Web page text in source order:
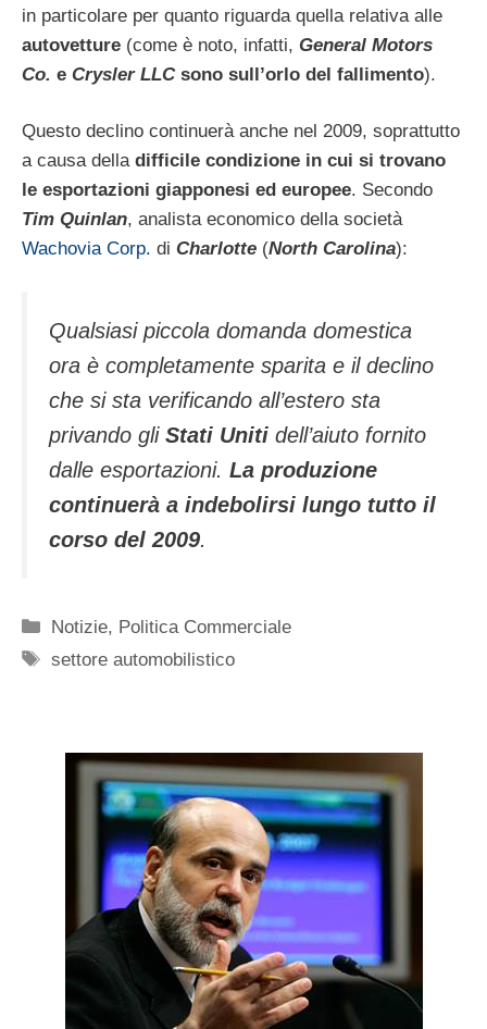
in particolare per quanto riguarda quella relativa alle
autovetture (come è noto, infatti, General Motors
Co. e Crysler LLCsono sull’orlo del fallimento).
Questo declino continuerà anche nel 2009, soprattutto
a causa della difficile condizione in cui si trovano
le esportazioni giapponesi ed europee. Secondo
Tim Quinlan, analista economico della società
Wachovia Corp. di Charlotte (North Carolina):
Qualsiasi piccola domanda domestica
ora è completamente sparita e il declino
che si sta verificando all’estero sta
privando gli Stati Uniti dell’aiuto fornito
dalle esportazioni. La produzione
continuerà a indebolirsi lungo tutto il
corso del 2009.
Categorie
Notizie, Politica Commerciale
Tag
settore automobilistico